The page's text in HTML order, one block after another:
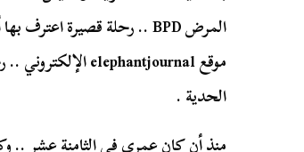
المرضBPD.. رحلة قصيرة اعترف
موقعelephantjournalالإلكتروني
الحدية .
منذ أن كان عمري في الثامنة عشر